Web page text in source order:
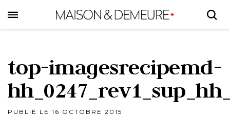
to
main
top-imagesrecipemd-
PUBLIÉ LE 16 OCTOBRE 2015